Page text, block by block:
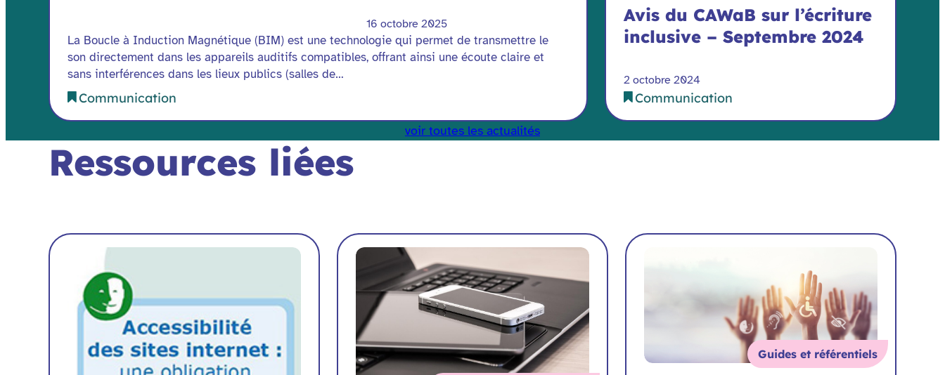
16 octobre 2025
La Boucle à Induction Magnétique (BIM) est une technologie qui permet de transmettre le
son directement dans les appareils auditifs compatibles, offrant ainsi une écoute claire et
sans interférences dans les lieux publics (salles de…
Communication
Avis du CAWaB sur l’écriture
inclusive – Septembre 2024
2 octobre 2024
Communication
voir toutes les actualités
Ressources liées
Guides et référentiels